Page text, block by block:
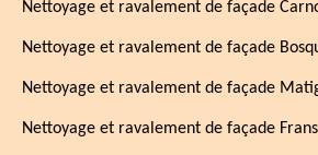
Nettoyage et ravalement de façade
Nettoyage et ravalement de façade
Nettoyage et ravalement de façade
Nettoyage et ravalement de façade